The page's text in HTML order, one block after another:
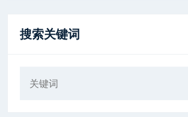
搜索关键词